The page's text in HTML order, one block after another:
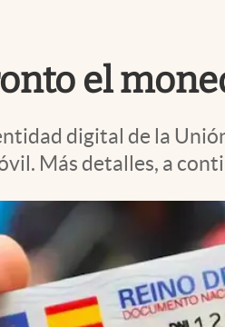
el
digital de la
Más detalles, a